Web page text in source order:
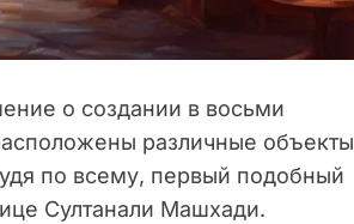
о создании в восьми
различные объекты
по всему, первый подобный
Султанали Машхади.